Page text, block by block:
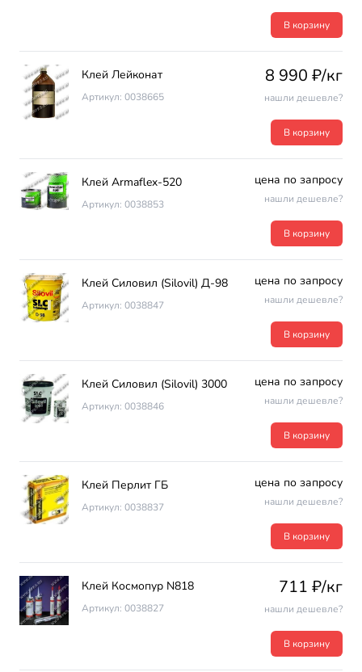
В корзину
Клей Лейконат
Артикул: 0038665
8 990 ₽/кг
нашли дешевле?
В корзину
Клей Armaflex-520
Артикул: 0038853
цена по запросу
нашли дешевле?
В корзину
Клей Силовил (Silovil) Д-98
Артикул: 0038847
цена по запросу
нашли дешевле?
В корзину
Клей Силовил (Silovil) 3000
Артикул: 0038846
цена по запросу
нашли дешевле?
В корзину
Клей Перлит ГБ
Артикул: 0038837
цена по запросу
нашли дешевле?
В корзину
Клей Космопур N818
Артикул: 0038827
711 ₽/кг
нашли дешевле?
В корзину